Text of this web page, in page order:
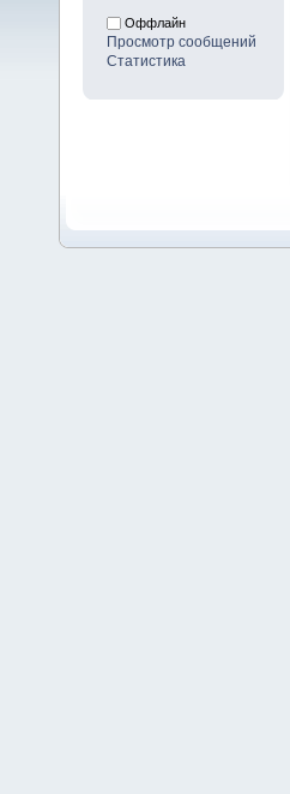
Оффлайн
Просмотр сообщений
Статистика